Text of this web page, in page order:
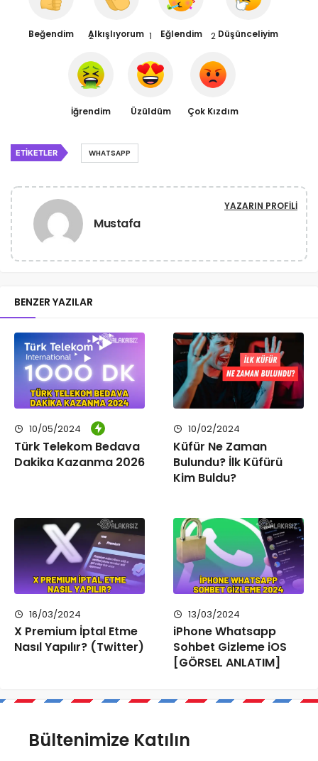
Beğendim Alkışlıyorum Eğlendim Düşünceliyim
2
İğrendim
1
Üzüldüm
2
Çok Kızdım
ETIKETLER WHATSAPP
Mustafa
YAZARIN PROFILI
BENZER YAZILAR
10/05/2024
Türk Telekom Bedava
Dakika Kazanma 2026
10/02/2024
Küfür Ne Zaman
Bulundu? İlk Küfürü
Kim Buldu?
16/03/2024
X Premium İptal Etme
Nasıl Yapılır? (Twitter)
13/03/2024
iPhone Whatsapp
Sohbet Gizleme iOS
[GÖRSEL ANLATIM]
Bültenimize Katılın